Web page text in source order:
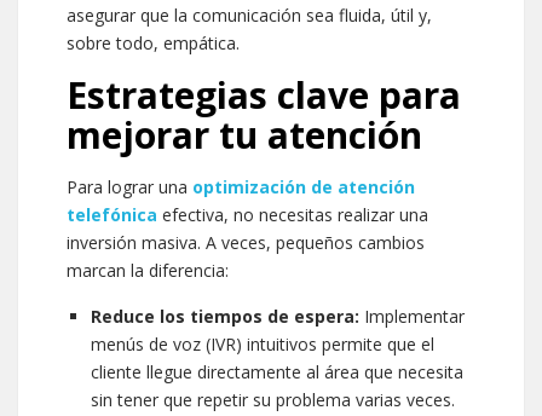
asegurar que la comunicación sea fluida, útil y,
sobre todo, empática.
Estrategias clave para
mejorar tu atención
Para lograr una optimización de atención
telefónica efectiva, no necesitas realizar una
inversión masiva. A veces, pequeños cambios
marcan la diferencia:
Reduce los tiempos de espera: Implementar
menús de voz (IVR) intuitivos permite que el
cliente llegue directamente al área que necesita
sin tener que repetir su problema varias veces.